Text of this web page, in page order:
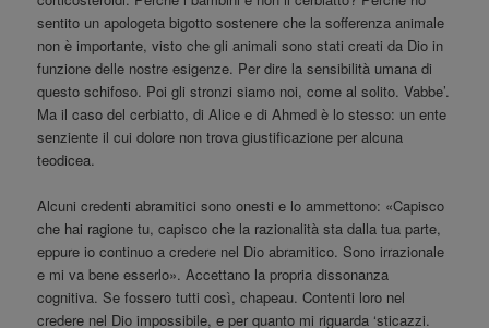
sentito un apologeta bigotto sostenere che la sofferenza animale
non è importante, visto che gli animali sono stati creati da Dio in
funzione delle nostre esigenze. Per dire la sensibilità umana di
questo schifoso. Poi gli stronzi siamo noi, come al solito. Vabbe’.
Ma il caso del cerbiatto, di Alice e di Ahmed è lo stesso: un ente
senziente il cui dolore non trova giustificazione per alcuna
teodicea.
Alcuni credenti abramitici sono onesti e lo ammettono: «Capisco
che hai ragione tu, capisco che la razionalità sta dalla tua parte,
eppure io continuo a credere nel Dio abramitico. Sono irrazionale
e mi va bene esserlo». Accettano la propria dissonanza
cognitiva. Se fossero tutti così, chapeau. Contenti loro nel
credere nel Dio impossibile, e per quanto mi riguarda ‘sticazzi.